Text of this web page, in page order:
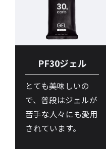
PF30ジェル
とても美味しいの
で、普段はジェルが
苦手な人々にも愛用
されています。